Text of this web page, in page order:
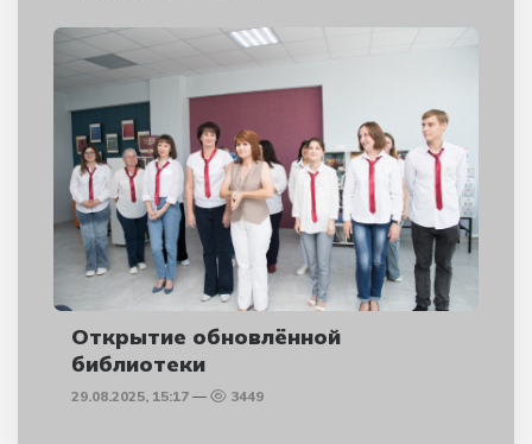
Открытие обновлённой
библиотеки
29.08.2025, 15:17 3449